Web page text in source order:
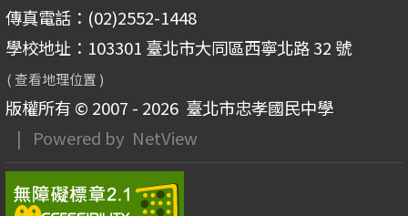
傳真電話：(02)2552-1448
學校地址：103301 臺北市大同區西寧北路 32 號
( 查看地理位置 )
版權所有 © 2007 - 2026臺北市忠孝國民中學
| Powered by NetView